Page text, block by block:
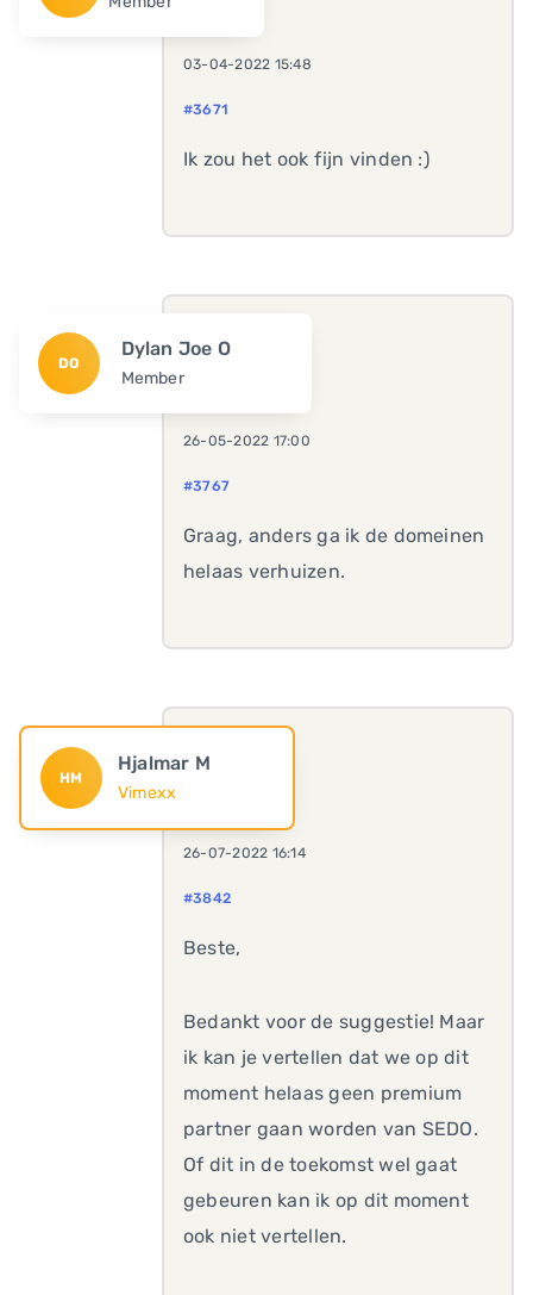
03-04-2022 15:48
#3671
Ik zou het ook fijn vinden :)
DO
Dylan Joe O
Member
26-05-2022 17:00
#3767
Graag, anders ga ik de domeinen
helaas verhuizen.
HM
Hjalmar M
Vimexx
26-07-2022 16:14
#3842
Beste,
Bedankt voor de suggestie! Maar
ik kan je vertellen dat we op dit
moment helaas geen premium
partner gaan worden van SEDO.
Of dit in de toekomst wel gaat
gebeuren kan ik op dit moment
ook niet vertellen.